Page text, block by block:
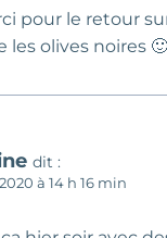
pour le retour
les olives noires 🙂
dit :
à 14 h 16 min